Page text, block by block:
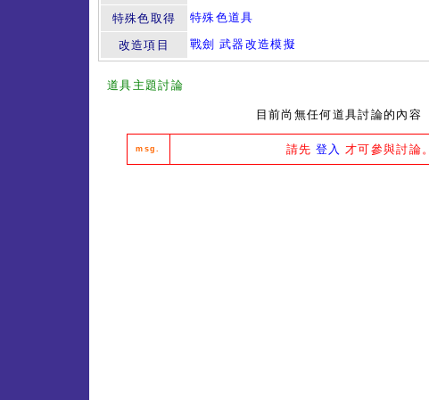
特殊色取得
特殊色道具
改造項目 戰劍 武器改造模擬
道具主題討論
目前尚無任何道具討論的內容
msg. 請先 登入 才可參與討論。